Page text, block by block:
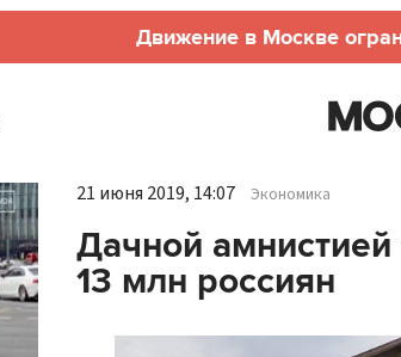
Движение в Москве
21 июня 2019, 14:07 Экономика
Дачной
13 млн россиян